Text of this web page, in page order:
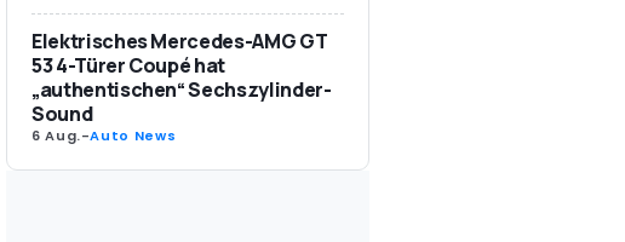
Elektrisches Mercedes-AMG GT
53 4-Türer Coupé hat
„authentischen“ Sechszylinder-
Sound
6 Aug.-Auto News